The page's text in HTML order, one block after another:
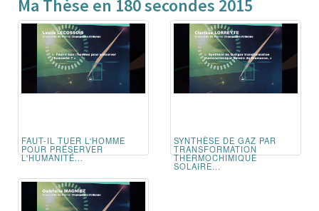
Ma Thèse en 180 secondes 2015
FAUT-IL TUER L'HOMME
POUR PRÉSERVER
L'HUMANITÉ...
SYNTHÈSE DE GAZ PAR
TRANSFORMATION
THERMOCHIMIQUE
SOLAIRE...